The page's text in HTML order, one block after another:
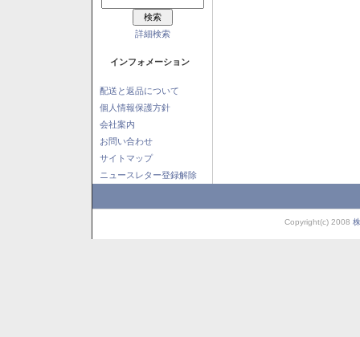
詳細検索
インフォメーション
配送と返品について
個人情報保護方針
会社案内
お問い合わせ
サイトマップ
ニュースレター登録解除
Copyright(c) 2008